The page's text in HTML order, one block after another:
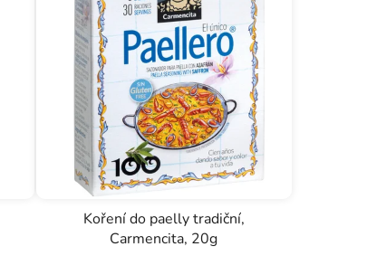
p
r
o
d
u
k
ů
Koření do paelly tradiční,
Carmencita, 20g